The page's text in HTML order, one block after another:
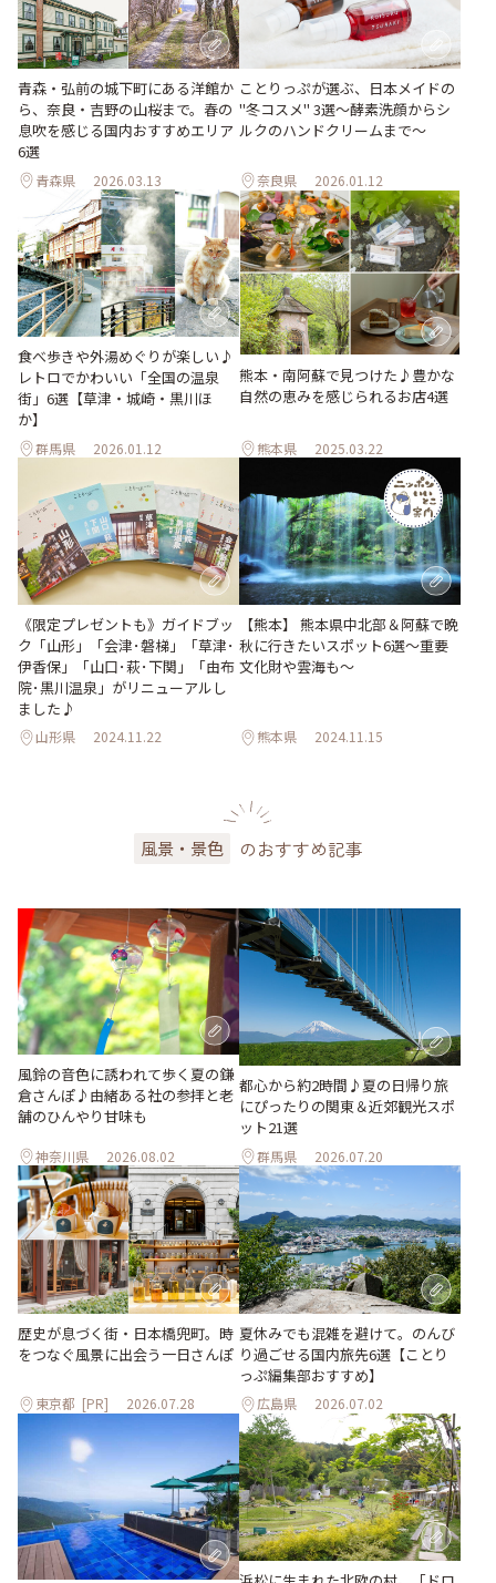
青森・弘前の城下町にある洋館か
ら、奈良・吉野の山桜まで。春の
息吹を感じる国内おすすめエリア
6選
青森県 2026.03.13
ことりっぷが選ぶ、日本メイドの
"冬コスメ" 3選～酵素洗顔からシ
ルクのハンドクリームまで～
奈良県 2026.01.12
食べ歩きや外湯めぐりが楽しい♪
レトロでかわいい「全国の温泉
街」6選【草津・城崎・黒川ほ
か】
群馬県 2026.01.12
熊本・南阿蘇で見つけた♪豊かな
自然の恵みを感じられるお店4選
熊本県 2025.03.22
《限定プレゼントも》ガイドブッ
ク「山形」「会津･磐梯」「草津･
伊香保」「山口･萩･下関」「由布
院･黒川温泉」がリニューアルし
ました♪
山形県 2024.11.22
【熊本】 熊本県中北部＆阿蘇で晩
秋に行きたいスポット6選〜重要
文化財や雲海も〜
熊本県 2024.11.15
風景・景色 のおすすめ記事
風鈴の音色に誘われて歩く夏の鎌
倉さんぽ♪由緒ある社の参拝と老
舗のひんやり甘味も
神奈川県 2026.08.02
都心から約2時間♪夏の日帰り旅
にぴったりの関東＆近郊観光スポ
ット21選
群馬県 2026.07.20
歴史が息づく街・日本橋兜町。時
をつなぐ風景に出会う一日さんぽ
東京都 [PR] 2026.07.28
夏休みでも混雑を避けて。のんび
り過ごせる国内旅先6選【ことり
っぷ編集部おすすめ】
広島県 2026.07.02